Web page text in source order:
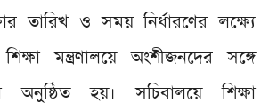
তারিখ ও সময় নির্ধারণের লক্ষ্যে
মন্ত্রণালয়ে অংশীজনদের সঙ্গে
অনুষ্ঠিত হয়। সচিবালয়ে শিক্ষা